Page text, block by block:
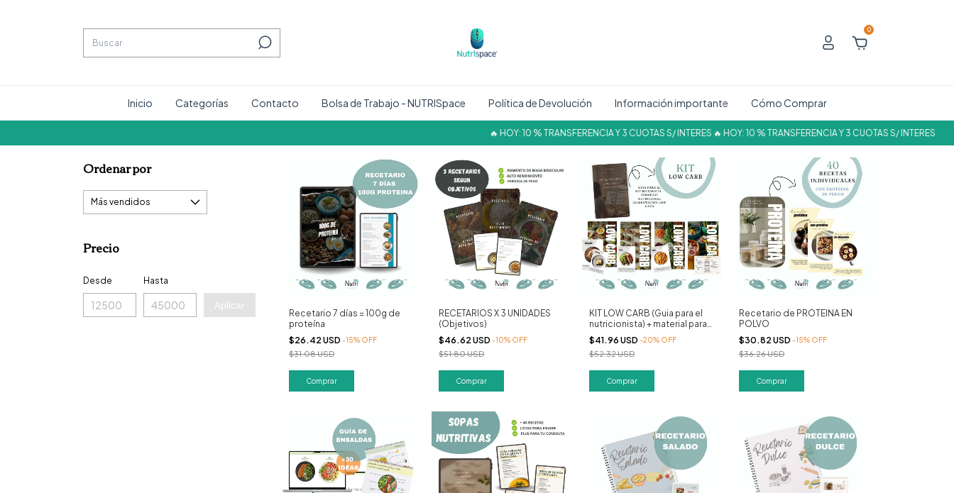
0
Inicio Categorías Contacto Bolsa de Trabajo - NUTRISpace Política de Devolución Información importante Cómo Comprar
🔥 HOY: 10 % TRANSFERENCIA Y 3 CUOTAS S/ INTERES 🔥 HOY: 10 % TRANSFERENCIA Y 3 CUOTAS S/ INTERES
Ordenar por
Precio
Desde Hasta
Aplicar
Recetario 7 días = 100g de
proteína
$26.42 USD -15% OFF
$31.08 USD
RECETARIOS X 3 UNIDADES
(Objetivos)
$46.62 USD-10% OFF
$51.80 USD
KIT LOW CARB (Guia para el
nutricionista) + material para
el paciente
$41.96 USD -20% OFF
$52.32 USD
Recetario de PROTEINA EN
POLVO
$30.82 USD -15% OFF
$36.26 USD